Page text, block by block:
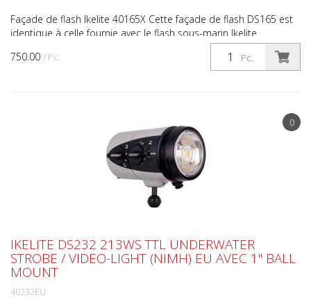
750.00 / Pc. Pc.
Façade de flash Ikelite 40165X Cette façade de flash DS165 est
identique à celle fournie avec le flash sous-marin Ikelite
DS165EU. Le DS165 émet un faisceau lumineux de 1...
0
IKELITE DS232 213WS TTL UNDERWATER
STROBE / VIDEO-LIGHT (NIMH) EU AVEC 1" BALL
MOUNT
40232EU